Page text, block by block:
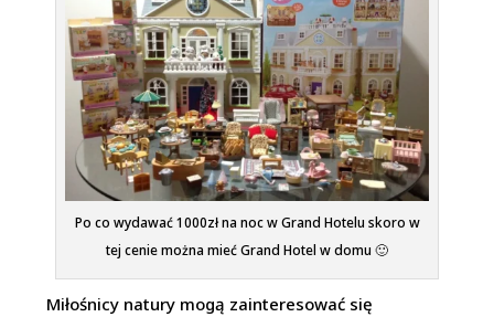
Po co wydawać 1000zł na noc w Grand Hotelu skoro w
tej cenie można mieć Grand Hotel w domu 🙂
Miłośnicy natury mogą zainteresować się